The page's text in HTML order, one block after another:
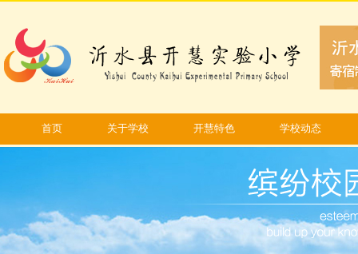
首页 关于学校 开慧特色 学校动态